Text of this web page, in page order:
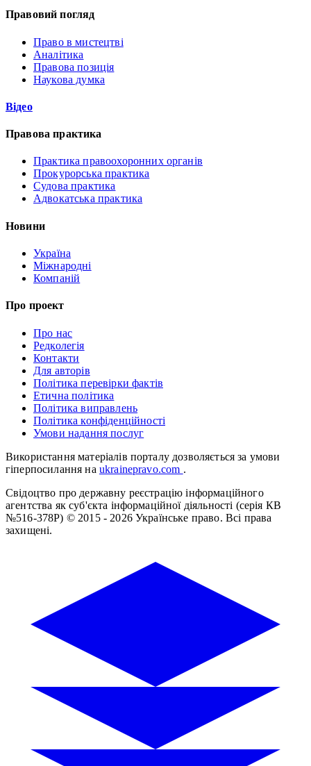
Правовий погляд
Право в мистецтві
Аналітика
Правова позиція
Наукова думка
Відео
Правова практика
Практика правоохоронних органів
Прокурорська практика
Судова практика
Адвокатська практика
Новини
Україна
Міжнародні
Компаній
Про проект
Про нас
Редколегія
Контакти
Для авторів
Політика перевірки фактів
Етична політика
Політика виправлень
Політика конфіденційності
Умови надання послуг
Використання матеріалів порталу дозволяється за умови
гіперпосилання на ukrainepravo.com .
Свідоцтво про державну реєстрацію інформаційного
агентства як суб'єкта інформаційної діяльності (серія КВ
№516-378Р) © 2015 - 2026 Українське право. Всі права
захищені.